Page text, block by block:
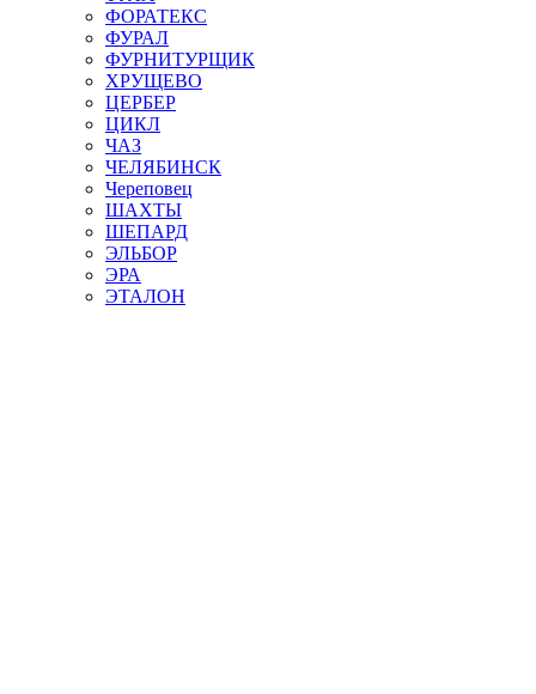
ФОРАТЕКС
ФУРАЛ
ФУРНИТУРЩИК
ХРУЩЕВО
ЦЕРБЕР
ЦИКЛ
ЧАЗ
ЧЕЛЯБИНСК
Череповец
ШАХТЫ
ШЕПАРД
ЭЛЬБОР
ЭРА
ЭТАЛОН